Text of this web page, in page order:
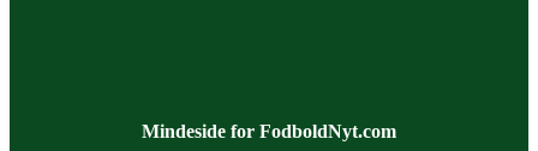
Mindeside for FodboldNyt.com